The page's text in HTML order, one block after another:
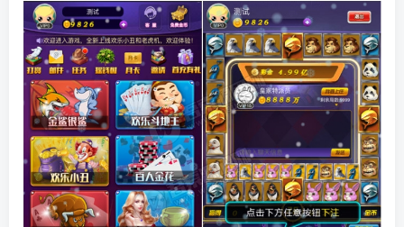
用户名或邮箱
登录密码
记住登录 找回密码|免密登录
登录
社交账号登录
QQ登录
码云登录